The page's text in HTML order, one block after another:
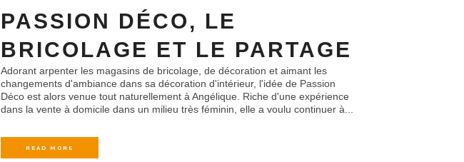
PASSION DÉCO, LE
BRICOLAGE ET LE PARTAGE
Adorant arpenter les magasins de bricolage, de décoration et aimant les
changements d'ambiance dans sa décoration d'intérieur, l'idée de Passion
Déco est alors venue tout naturellement à Angélique. Riche d'une expérience
dans la vente à domicile dans un milieu très féminin, elle a voulu continuer à...
READ MORE